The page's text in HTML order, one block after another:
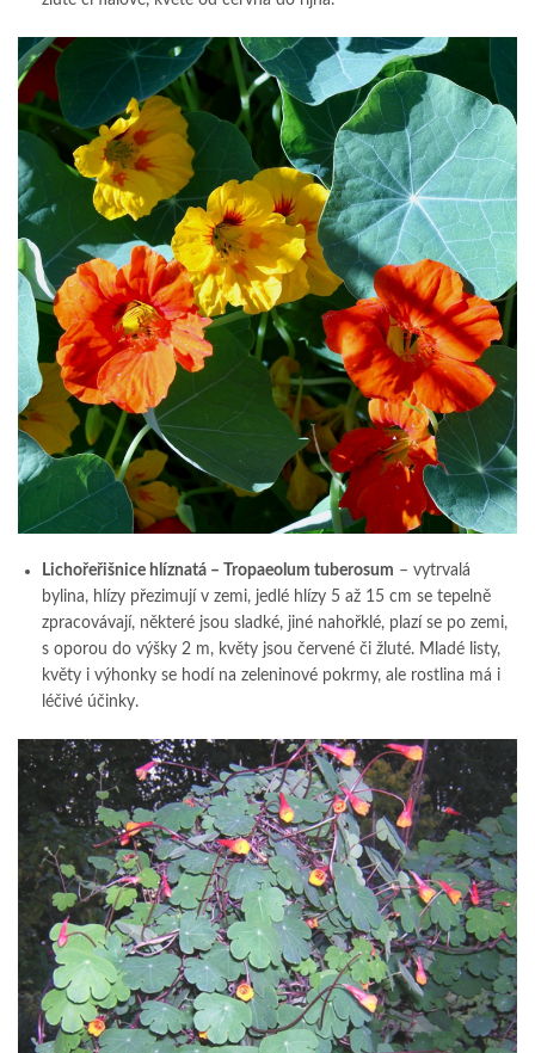
Lichořeřišnice hlíznatá – Tropaeolum tuberosum – vytrvalá
bylina, hlízy přezimují v zemi, jedlé hlízy 5 až 15 cm se tepelně
zpracovávají, některé jsou sladké, jiné nahořklé, plazí se po zemi,
s oporou do výšky 2 m, květy jsou červené či žluté. Mladé listy,
květy i výhonky se hodí na zeleninové pokrmy, ale rostlina má i
léčivé účinky.